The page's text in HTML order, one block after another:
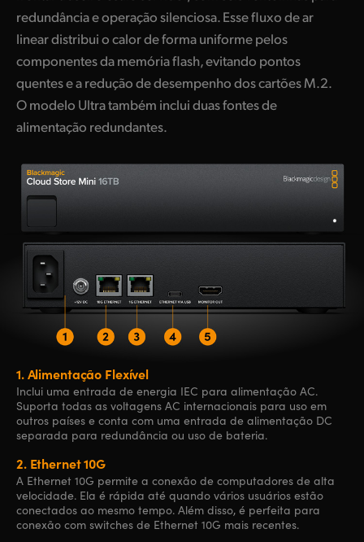
redundância e operação silenciosa. Esse fluxo de ar
linear distribui o calor de forma uniforme pelos
componentes da memória flash, evitando pontos
quentes e a redução de desempenho dos cartões M.2.
O modelo Ultra também inclui duas fontes de
alimentação redundantes.
1.Alimentação Flexível
Inclui uma entrada de energia IEC para alimentação AC.
Suporta todas as voltagens AC internacionais para uso em
outros países e conta com uma entrada de alimentação DC
separada para redundância ou uso de bateria.
2.Ethernet 10G
A Ethernet 10G permite a conexão de computadores de alta
velocidade. Ela é rápida até quando vários usuários estão
conectados ao mesmo tempo. Além disso, é perfeita para
conexão com switches de Ethernet 10G mais recentes.